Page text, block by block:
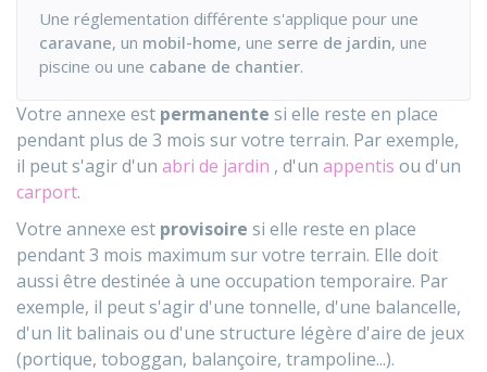
Une réglementation différente s'applique pour une
caravane, un mobil-home, une serre de jardin, une
piscine ou une cabane de chantier.
Votre annexe est permanente si elle reste en place
pendant plus de 3 mois sur votre terrain. Par exemple,
il peut s'agir d'un abri de jardin , d'un appentis ou d'un
carport.
Votre annexe est provisoire si elle reste en place
pendant 3 mois maximum sur votre terrain. Elle doit
aussi être destinée à une occupation temporaire. Par
exemple, il peut s'agir d'une tonnelle, d'une balancelle,
d'un lit balinais ou d'une structure légère d'aire de jeux
(portique, toboggan, balançoire, trampoline...).